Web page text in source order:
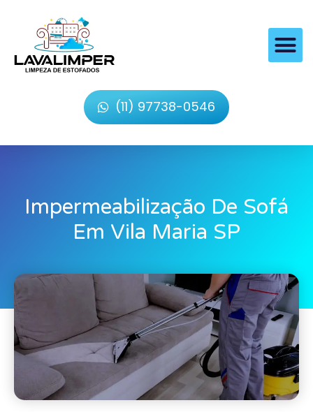
(11) 97738-0546
Impermeabilização De Sofá
Em Vila Maria SP